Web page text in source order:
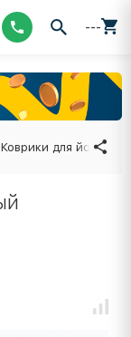
---
Коврики для йоги и